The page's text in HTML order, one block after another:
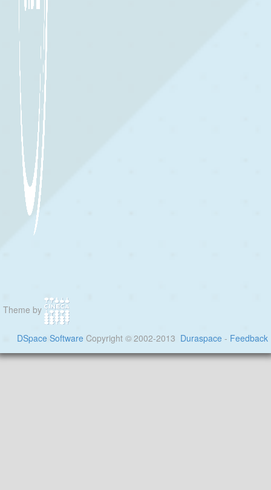
Theme by
DSpace Software Copyright © 2002-2013 Duraspace - Feedback